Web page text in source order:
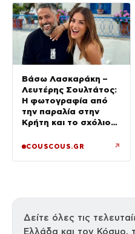
Βάσω Λασκαράκη –
Λευτέρης Σουλτάτος:
Η φωτογραφία από
την παραλία στην
Κρήτη και το σχόλιο
εμφάνισή του
COUSCOUS.GR ↗
Δείτε όλες τις
Ελλάδα και τον Κόσμο,